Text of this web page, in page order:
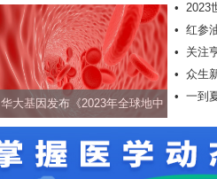
活更轻松
华大基因发布《2023年全球地中
肤癌
• 2023
• 红参
• 关注
• 众生
康护航
• 一到